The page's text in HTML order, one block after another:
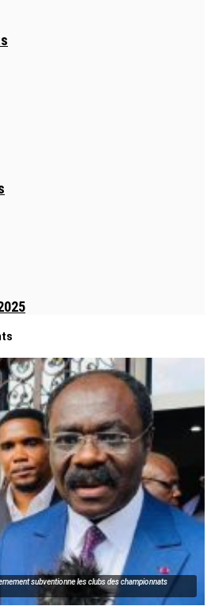
subventionne les clubs des championnats